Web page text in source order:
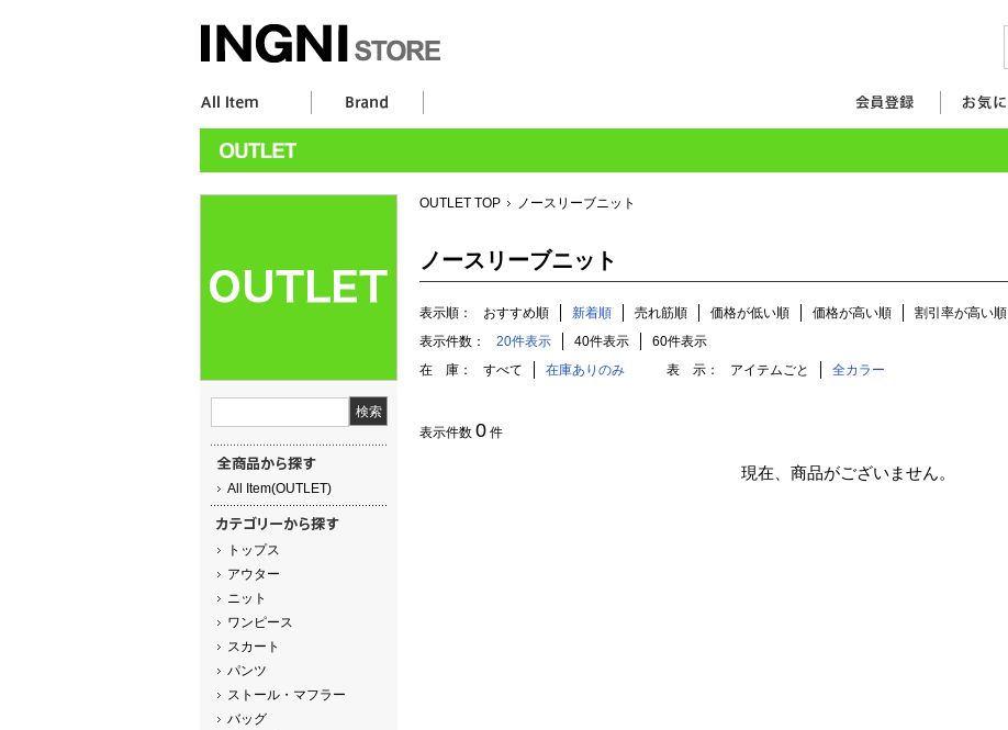
All Item(OUTLET)
トップス
アウター
ニット
ワンピース
スカート
パンツ
ストール・マフラー
バッグ
OUTLET TOP ノースリーブニット
ノースリーブニット
表示順： おすすめ順 新着順 売れ筋順 価格が低い順 価格が高い順
割引率が高い順
表示件数：
20件表示 40件表示
60件表示
在 庫：
すべて 在庫ありのみ 表 示： アイテムごと 全カラー
表示件数 0 件
現在、商品がございません。